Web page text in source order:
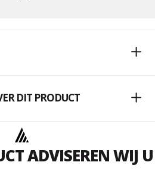
DIT PRODUCT
ADVISEREN WIJ U